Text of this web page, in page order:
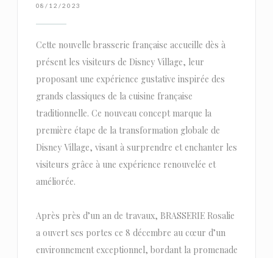
08/12/2023
Cette nouvelle brasserie française accueille dès à
présent les visiteurs de Disney Village, leur
proposant une expérience gustative inspirée des
grands classiques de la cuisine française
traditionnelle. Ce nouveau concept marque la
première étape de la transformation globale de
Disney Village, visant à surprendre et enchanter les
visiteurs grâce à une expérience renouvelée et
améliorée.
Après près d’un an de travaux, BRASSERIE Rosalie
a ouvert ses portes ce 8 décembre au cœur d’un
environnement exceptionnel, bordant la promenade